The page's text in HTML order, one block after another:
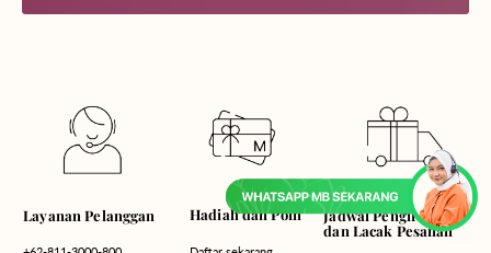
Layanan Pelanggan Hadiah dan Poin
Jadwal Pengiriman
dan Lacak Pesanan